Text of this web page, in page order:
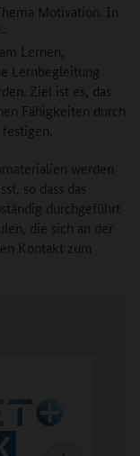
Motivation. In
Lernen,
Lernbegleitung
Ziel ist es, das
Fähigkeiten durch
werden
so dass das
durchgeführt
die sich an der
Kontakt zum